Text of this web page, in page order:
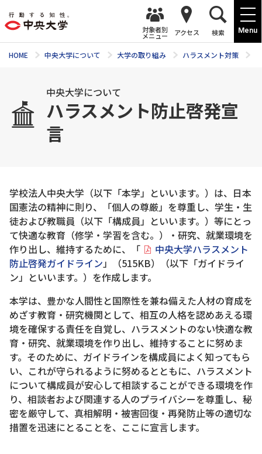
Menu
対象者別
メニュー アクセス 検索
HOME 中央大学について 大学の取り組み ハラスメント対策
中央大学について
ハラスメント防止啓発宣
言
学校法人中央大学（以下「本学」といいます。）は、日本
国憲法の精神に則り、「個人の尊厳」を尊重し、学生・生
徒および教職員（以下「構成員」といいます。）等にとっ
て快適な教育（修学・学習を含む。）・研究、就業環境を
作り出し、維持するために、「
中央大学ハラスメント
防止啓発ガイドライン」（515KB）（以下「ガイドライ
ン」といいます。）を作成します。
本学は、豊かな人間性と国際性を兼ね備えた人材の育成を
めざす教育・研究機関として、相互の人格を認めあえる環
境を確保する責任を自覚し、ハラスメントのない快適な教
育・研究、就業環境を作り出し、維持することに努めま
す。そのために、ガイドラインを構成員によく知ってもら
い、これが守られるように努めるとともに、ハラスメント
について構成員が安心して相談することができる環境を作
り、相談者および関連する人のプライバシーを尊重し、秘
密を厳守して、真相解明・被害回復・再発防止等の適切な
措置を迅速にとることを、ここに宣言します。